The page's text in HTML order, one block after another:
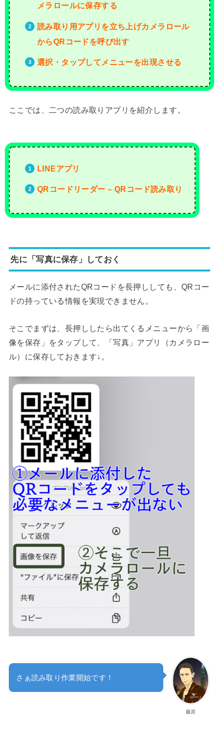
メラロールに保存する
読み取り用アプリを立ち上げカメラロール
からQRコードを呼び出す
選択・タップしてメニューを出現させる
ここでは、二つの読み取りアプリを紹介します。
LINEアプリ
QRコードリーダー – QRコード読み取り
先に「写真に保存」しておく
メールに添付されたQRコードを長押ししても、QRコー
ドの持っている情報を実現できません。
そこでまずは、長押ししたら出てくるメニューから「画
像を保存」をタップして、「写真」アプリ（カメラロー
ル）に保存しておきます↓。
藤原
さぁ読み取り作業開始です！